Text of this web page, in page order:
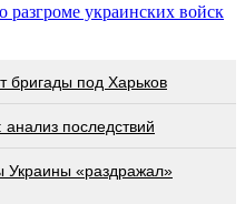
украинских войск
бригады под Харьков
последствий
Украины «раздражал»